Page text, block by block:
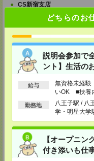
どちらのお
説明会参加で
ント】生活の
給与
無資格未経
いOK ■扶養
以上
勤務地
八王子駅 / 八
学・明星大学
【オープニン
付き添いも仕
CS新宿支店
東京都新宿区西新宿 1-6-1
TEL：0120-659-458
MAIL：
担当：採用担当
CS立川支店
〒190-0012
TEL：0120-659-460
担当：採用担当
〒220-8136
神奈川県横浜市西区みなと
TEL：0120-659-459
MAIL：
担当：採用担当